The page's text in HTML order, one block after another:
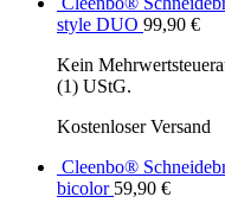
style DUO 99,90 €
Kein
(1) UStG.
Kostenloser Versand
Cleenbo®
bicolor 59,90 €